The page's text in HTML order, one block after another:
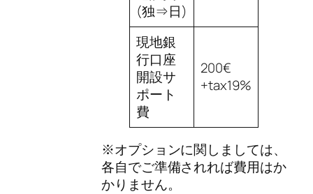
(独⇒日)
現地銀
行口座
開設サ
ポート
費
200€
+tax19%
※オプションに関しましては、
各自でご準備されれば費用はか
かりません。